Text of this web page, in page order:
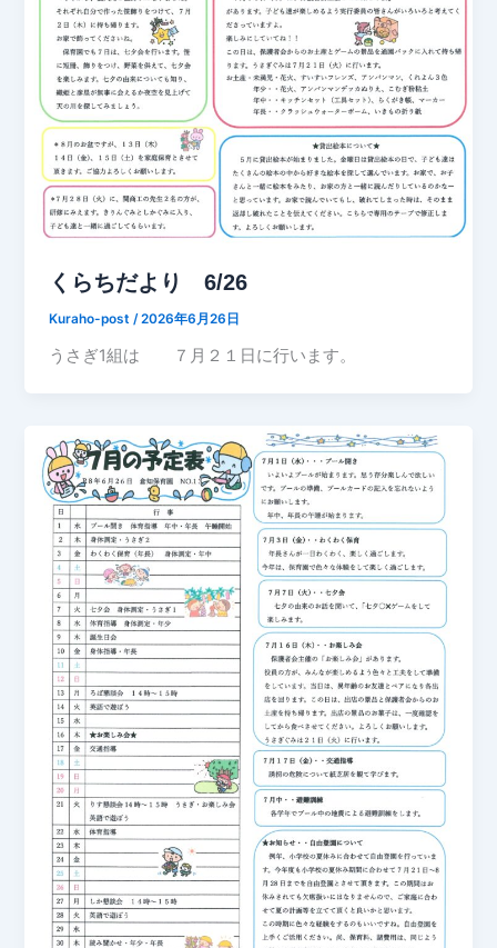
くらちだより 6/26
Kuraho-post/2026年6月26日
うさぎ1組は ７月２１日に行います。